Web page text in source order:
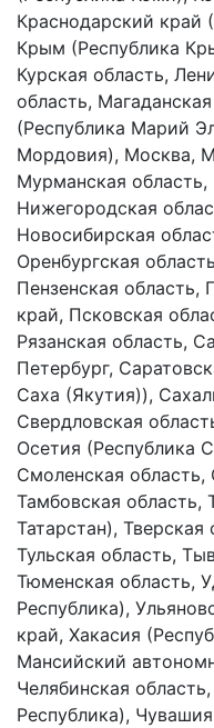
Краснодарский край
Крым (Республика
Курская область,
область,
(Республика Марий
Мордовия), Москва,
Мурманская
Нижегородская
Новосибирская
Оренбургская
Пензенская
край, Псковская
Рязанская область,
Петербург,
Саха (Якутия)),
Свердловская
Осетия (Республика
Смоленская
Тамбовская область,
Татарстан), Тверская
Тульская область,
Тюменская область,
Республика),
край, Хакасия
Мансийский
Челябинская
Республика),